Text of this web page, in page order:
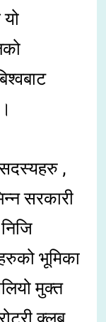
सदस्यहरु ,
सरकारी
भूमिका
मुक्त
क्लब